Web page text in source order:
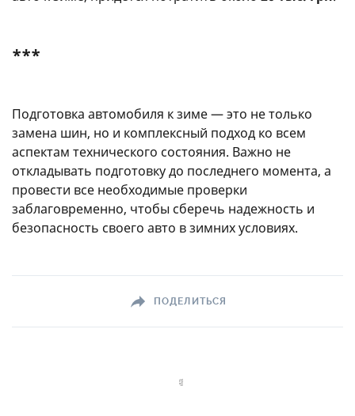
***
Подготовка автомобиля к зиме — это не только
замена шин, но и комплексный подход ко всем
аспектам технического состояния. Важно не
откладывать подготовку до последнего момента, а
провести все необходимые проверки
заблаговременно, чтобы сберечь надежность и
безопасность своего авто в зимних условиях.
ПОДЕЛИТЬСЯ